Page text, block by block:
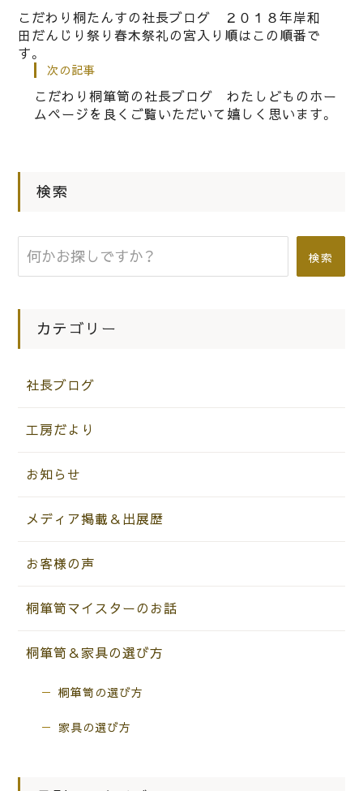
こだわりの桐箪笥の社長ブログ 皆様
2012.10.06| 社長ブログ
こだわりの桐たんすの社長ブログ ニ
ュージーランド オールブラックス
こだわり桐たんすの社長ブログ ２０１８年岸和
田だんじり祭り春木祭礼の宮入り順はこの順番で
す。
次の記事
こだわり桐箪笥の社長ブログ わたしどものホー
ムページを良くご覧いただいて嬉しく思います。
検索
検索
カテゴリー
社長ブログ
工房だより
お知らせ
メディア掲載＆出展歴
お客様の声
桐箪笥マイスターのお話
桐箪笥＆家具の選び方
桐箪笥の選び方
家具の選び方